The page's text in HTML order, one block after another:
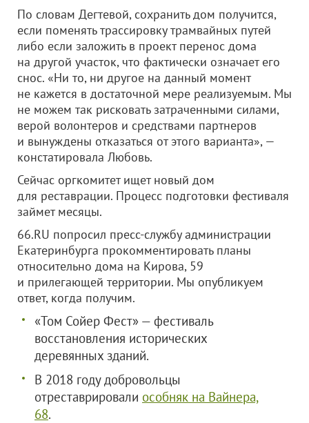
По словам Дегтевой, сохранить дом получится,
если поменять трассировку трамвайных путей
либо если заложить в проект перенос дома
на другой участок, что фактически означает его
снос. «Ни то, ни другое на данный момент
не кажется в достаточной мере реализуемым. Мы
не можем так рисковать затраченными силами,
верой волонтеров и средствами партнеров
и вынуждены отказаться от этого варианта», —
констатировала Любовь.
Сейчас оргкомитет ищет новый дом
для реставрации. Процесс подготовки фестиваля
займет месяцы.
66.RU попросил пресс-службу администрации
Екатеринбурга прокомментировать планы
относительно дома на Кирова, 59
и прилегающей территории. Мы опубликуем
ответ, когда получим.
«Том Сойер Фест» — фестиваль
восстановления исторических
деревянных зданий.
В 2018 году добровольцы
отреставрировали особняк на Вайнера,
68.